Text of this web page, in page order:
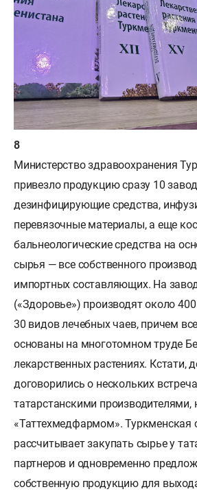
Министерство здравоохранения
привезло продукцию сразу 10
дезинфицирующие средства,
перевязочные материалы, а еще
бальнеологические средства на
сырья — все собственного
импортных составляющих. На
(«Здоровье») производят около
30 видов лечебных чаев, причем
основаны на многотомном труде
лекарственных растениях. Кстати,
договорились о нескольких
татарстанскими производителями,
«Таттехмедфармом». Туркменская
рассчитывает закупать сырье у
партнеров и одновременно
собственную продукцию для